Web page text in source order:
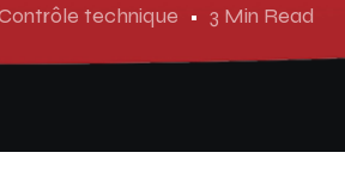
technique 3 Min Read